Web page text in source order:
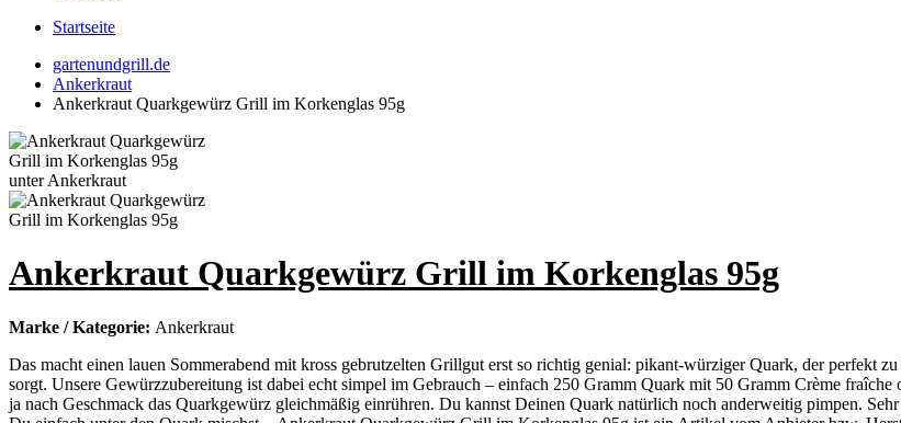
Startseite
gartenundgrill.de
Ankerkraut
Ankerkraut Quarkgewürz Grill im Korkenglas 95g
Ankerkraut Quarkgewürz Grill im Korkenglas 95g
Marke / Kategorie: Ankerkraut
Das macht einen lauen Sommerabend mit kross gebrutzelten Grillgut erst so richtig genial: pikant-würziger Quark, der perfekt
sorgt. Unsere Gewürzzubereitung ist dabei echt simpel im Gebrauch – einfach 250 Gramm Quark mit 50 Gramm Crème
ja nach Geschmack das Quarkgewürz gleichmäßig einrühren. Du kannst Deinen Quark natürlich noch anderweitig pimpen.